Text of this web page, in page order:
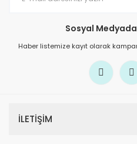
Sosyal
Haber listemize kayıt olarak
İLETİŞİM